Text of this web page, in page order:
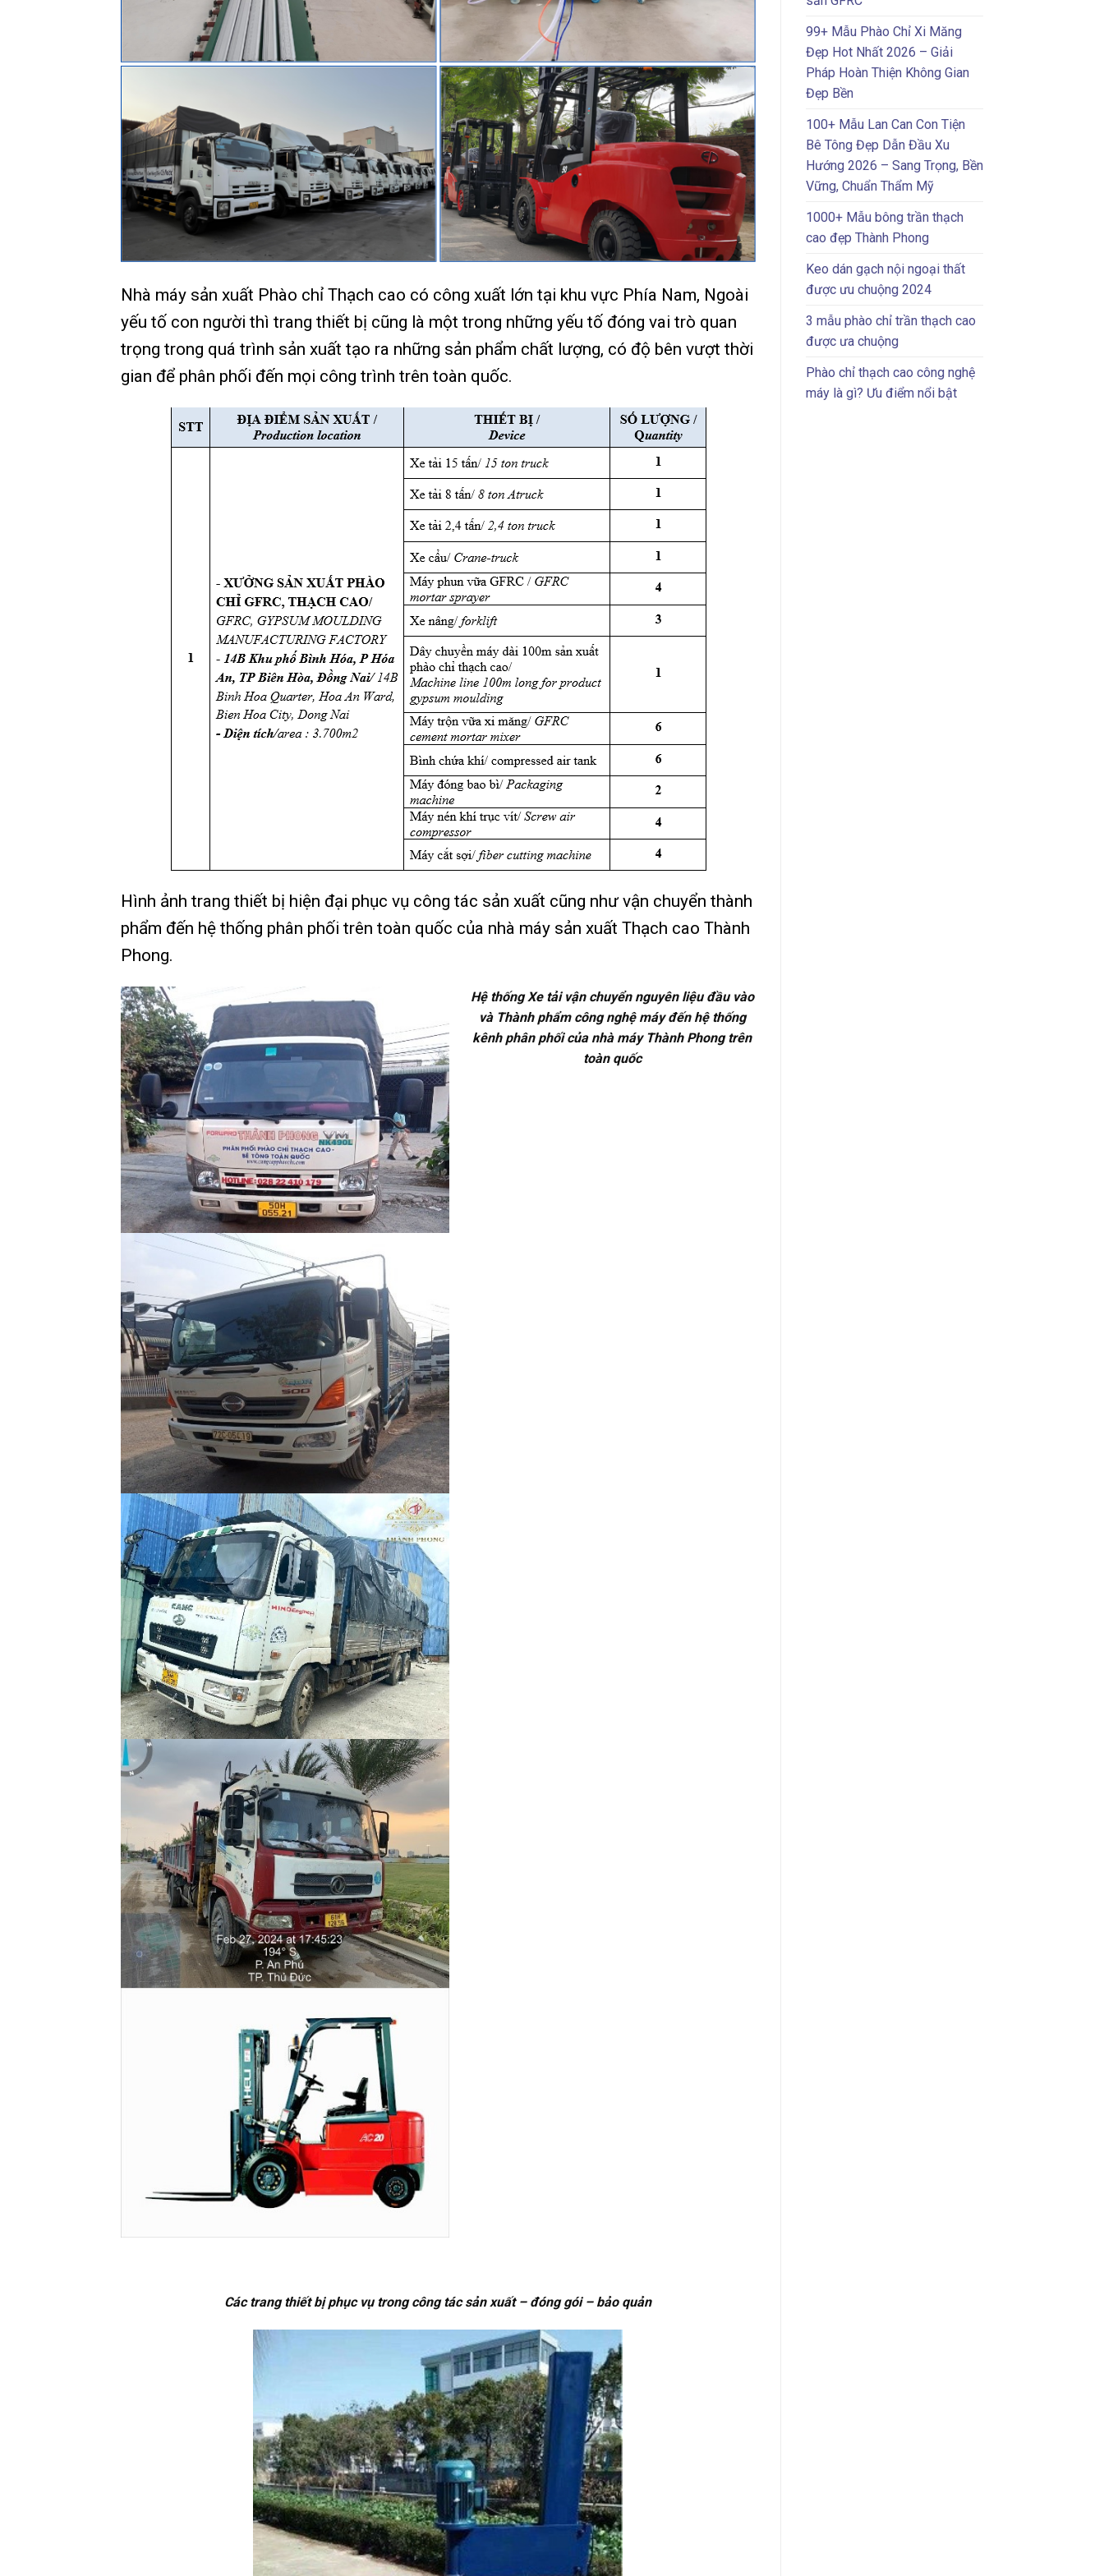
Nhà máy sản xuất Phào chỉ Thạch cao có công xuất lớn tại khu vực Phía Nam, Ngoài
yếu tố con người thì trang thiết bị cũng là một trong những yếu tố đóng vai trò quan
trọng trong quá trình sản xuất tạo ra những sản phẩm chất lượng, có độ bên vượt thời
gian để phân phối đến mọi công trình trên toàn quốc.
Hình ảnh trang thiết bị hiện đại phục vụ công tác sản xuất cũng như vận chuyển thành
phẩm đến hệ thống phân phối trên toàn quốc của nhà máy sản xuất Thạch cao Thành
Phong.
Hệ thống Xe tải vận chuyển nguyên liệu đầu vào
và Thành phẩm công nghệ máy đến hệ thống
kênh phân phối của nhà máy Thành Phong trên
toàn quốc
Các trang thiết bị phục vụ trong công tác sản xuất – đóng gói – bảo quản
99+ Mẫu Phào Chỉ Xi Măng
Đẹp Hot Nhất 2026 – Giải
Pháp Hoàn Thiện Không Gian
Đẹp Bền
100+ Mẫu Lan Can Con Tiện
Bê Tông Đẹp Dẫn Đầu Xu
Hướng 2026 – Sang Trọng, Bền
Vững, Chuẩn Thẩm Mỹ
1000+ Mẫu bông trần thạch
cao đẹp Thành Phong
Keo dán gạch nội ngoại thất
được ưu chuộng 2024
3 mẫu phào chỉ trần thạch cao
được ưa chuộng
Phào chỉ thạch cao công nghệ
máy là gì? Ưu điểm nổi bật